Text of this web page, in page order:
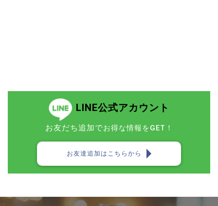
LINE公式アカウント
お友だち追加でお得な情報をGET！
お友達追加はこちらから